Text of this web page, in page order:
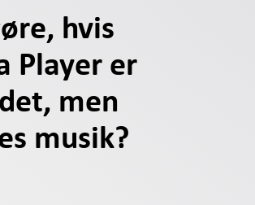
hvis
Player er
men
musik?